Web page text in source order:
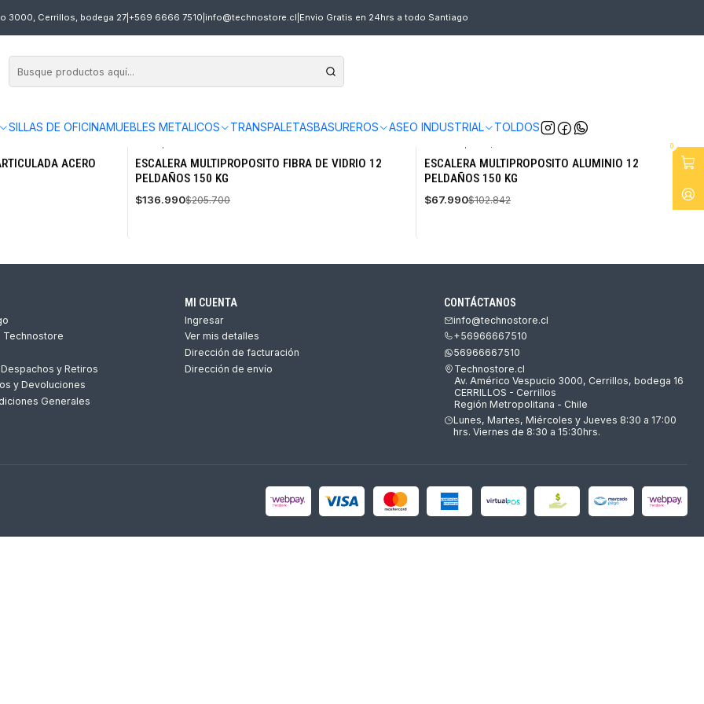
SILLAS DE OFICINAMUEBLES METALICOS TRANSPALETASBASUREROS ASEO INDUSTRIAL TOLDOS
0
3000, Cerrillos, bodega 27| +569 6666 7510 info@technostore.cl Envio Gratis en 24hrs a todo Santiago
ACERO
-33%
OFF
ESCALERA MULTIPROPOSITO FIBRA DE VIDRIO 12
PELDAÑOS 150 KG
$136.990$205.700
-34%
OFF
ESCALERA MULTIPROPOSITO ALUMINIO 12
PELDAÑOS 150 KG
$67.990$102.842
Technostore
y Retiros
y Devoluciones
Generales
MI CUENTA
Ingresar
Ver mis detalles
Dirección de facturación
Dirección de envío
CONTÁCTANOS
info@technostore.cl
+56966667510
56966667510
Technostore.cl
Av. Américo Vespucio 3000, Cerrillos, bodega 16
CERRILLOS - Cerrillos
Región Metropolitana - Chile
Lunes, Martes, Miércoles y Jueves 8:30 a 17:00
hrs. Viernes de 8:30 a 15:30hrs.